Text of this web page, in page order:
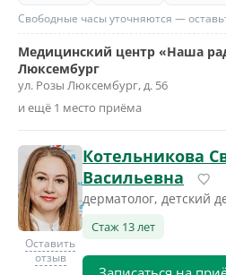
Свободные часы уточняются —
Медицинский центр «Наша
Люксембург
ул. Розы Люксембург, д. 56
и ещё 1 место приёма
Оставить
отзыв
Котельникова
Васильевна
дерматолог, детский
Стаж 13 лет